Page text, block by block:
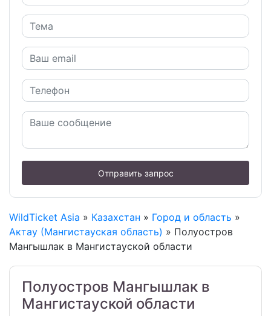
Отправить запрос
WildTicket Asia » Казахстан » Город и область »
Актау (Мангистауская область) » Полуостров
Мангышлак в Мангистауской области
Полуостров Мангышлак в
Мангистауской области